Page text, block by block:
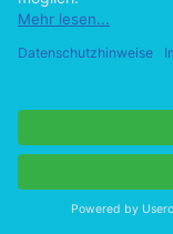
„Aber nicht ich war
zweites Ich außer mir,
höherer Warte aus
Ich hatte keine
Zuschauer denn als
Im Verlauf dieser
sich das seelische Ich
erlischt fast gänzlich